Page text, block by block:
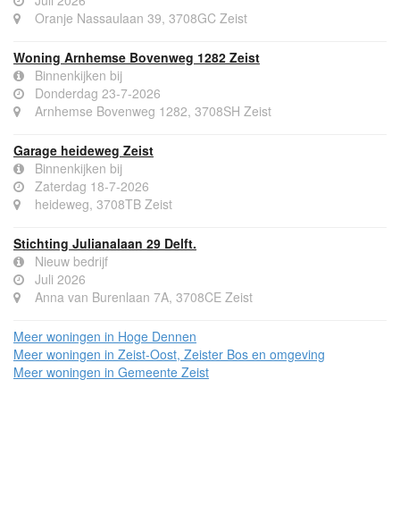
Oranje Nassaulaan 39, 3708GC Zeist
Woning Arnhemse Bovenweg 1282 Zeist
Binnenkijken bij
Donderdag 23-7-2026
Arnhemse Bovenweg 1282, 3708SH Zeist
Garage heideweg Zeist
Binnenkijken bij
Zaterdag 18-7-2026
heideweg, 3708TB Zeist
Stichting Julianalaan 29 Delft.
Nieuw bedrijf
Juli 2026
Anna van Burenlaan 7A, 3708CE Zeist
Meer woningen in Hoge Dennen
Meer woningen in Zeist-Oost, Zeister Bos en omgeving
Meer woningen in Gemeente Zeist